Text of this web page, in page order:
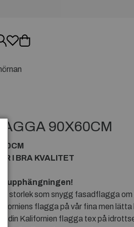
90X60CM
I BRA KVALITET
upphängningen!
i storlek som snygg fasadflagga om
flagga på vår fina men
din Kalifornien flagga tex på